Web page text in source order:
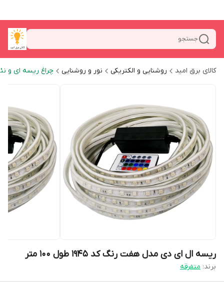
جستجو
کالای برق امید روشنایی و الکتریکی نور و روشنایی چراغ ریسه ای و
ریسه ال ای دی مدل هفت رنگ کد 1945 طول 100 متر
برند: متفرقه